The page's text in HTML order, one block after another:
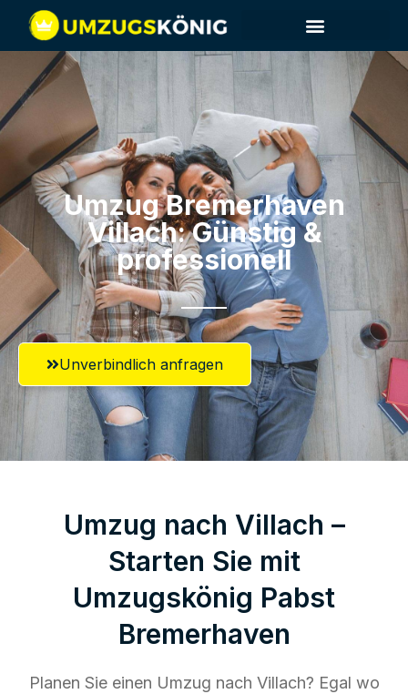
Umzug Bremerhaven​
Villach: Günstig &
professionell​
Unverbindlich anfragen
Umzug nach Villach –
Starten Sie mit
Umzugskönig Pabst
Bremerhaven
Planen Sie einen Umzug nach Villach? Egal wo